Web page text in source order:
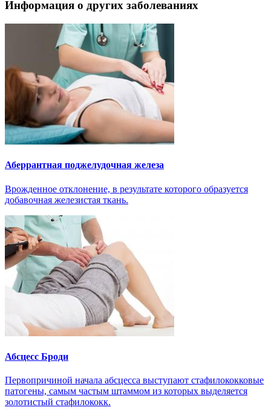
Информация о других заболеваниях
Аберрантная поджелудочная железа
Врожденное отклонение, в результате которого образуется
добавочная железистая ткань.
Абсцесс Броди
Первопричиной начала абсцесса выступают стафилококковые
патогены, самым частым штаммом из которых выделяется
золотистый стафилококк.